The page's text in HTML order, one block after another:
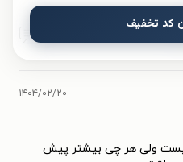
۱۴۰۴/۰۲/۲۰
ولی هر چی بیشتر پیش
کد تخفیف